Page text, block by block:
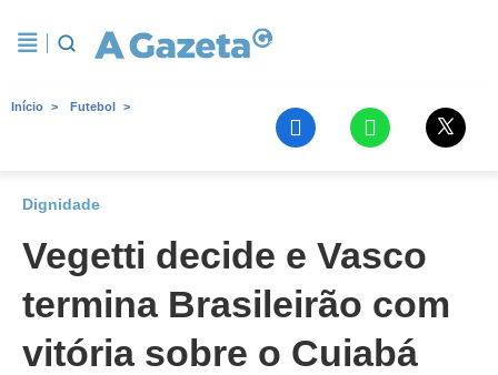
Início Futebol
Dignidade
Vegetti decide e Vasco
termina Brasileirão com
vitória sobre o Cuiabá